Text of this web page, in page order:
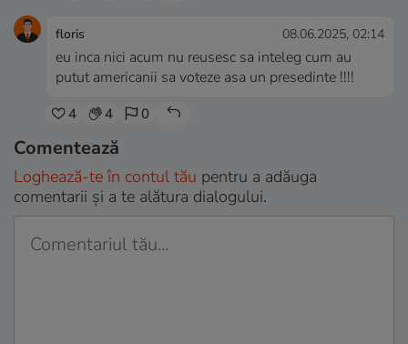
floris 08.06.2025, 02:14
eu inca nici acum nu reusesc sa inteleg cum au
putut americanii sa voteze asa un presedinte !!!!
4 4 0
Comentează
Loghează-te în contul tău pentru a adăuga
comentarii și a te alătura dialogului.